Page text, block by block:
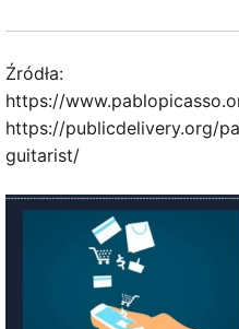
Źródła:
https://
https://publicdelivery.org/
guitarist/